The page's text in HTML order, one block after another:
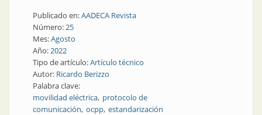
Publicado en:AADECA Revista
Número:25
Mes:Agosto
Año:2022
Tipo de artículo:Artículo técnico
Autor: Ricardo Berizzo
Palabra clave:
movilidad eléctrica protocolo de
comunicación ocpp estandarización